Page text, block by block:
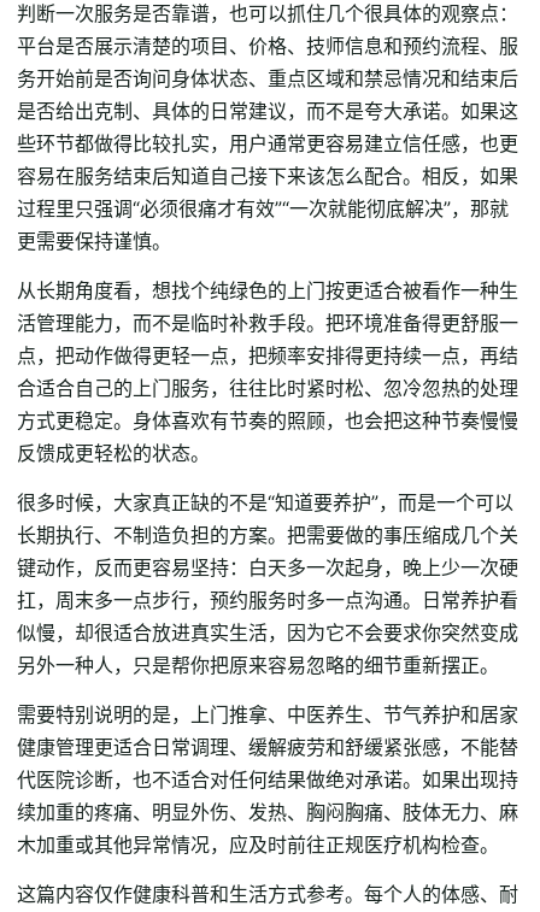
判断一次服务是否靠谱，也可以抓住几个很具体的观察点：
平台是否展示清楚的项目、价格、技师信息和预约流程、服
务开始前是否询问身体状态、重点区域和禁忌情况和结束后
是否给出克制、具体的日常建议，而不是夸大承诺。如果这
些环节都做得比较扎实，用户通常更容易建立信任感，也更
容易在服务结束后知道自己接下来该怎么配合。相反，如果
过程里只强调“必须很痛才有效”“一次就能彻底解决”，那就
更需要保持谨慎。
从长期角度看，想找个纯绿色的上门按更适合被看作一种生
活管理能力，而不是临时补救手段。把环境准备得更舒服一
点，把动作做得更轻一点，把频率安排得更持续一点，再结
合适合自己的上门服务，往往比时紧时松、忽冷忽热的处理
方式更稳定。身体喜欢有节奏的照顾，也会把这种节奏慢慢
反馈成更轻松的状态。
很多时候，大家真正缺的不是“知道要养护”，而是一个可以
长期执行、不制造负担的方案。把需要做的事压缩成几个关
键动作，反而更容易坚持：白天多一次起身，晚上少一次硬
扛，周末多一点步行，预约服务时多一点沟通。日常养护看
似慢，却很适合放进真实生活，因为它不会要求你突然变成
另外一种人，只是帮你把原来容易忽略的细节重新摆正。
需要特别说明的是，上门推拿、中医养生、节气养护和居家
健康管理更适合日常调理、缓解疲劳和舒缓紧张感，不能替
代医院诊断，也不适合对任何结果做绝对承诺。如果出现持
续加重的疼痛、明显外伤、发热、胸闷胸痛、肢体无力、麻
木加重或其他异常情况，应及时前往正规医疗机构检查。
这篇内容仅作健康科普和生活方式参考。每个人的体感、耐